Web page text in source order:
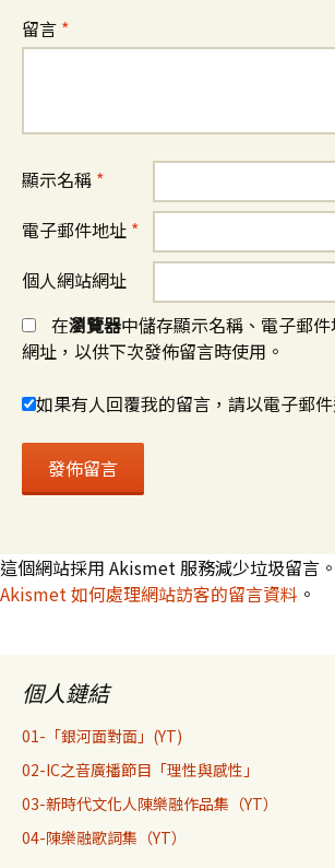
留言 *
顯示名稱 *
電子郵件地址 *
個人網站網址
在瀏覽器中儲存顯示名稱、電子郵
網址，以供下次發佈留言時使用。
如果有人回覆我的留言，請以電子郵
這個網站採用 Akismet 服務減少垃圾留言。
Akismet 如何處理網站訪客的留言資料 。
個人鏈結
01-「銀河面對面」(YT)
02-IC之音廣播節目「理性與感性」
03-新時代文化人陳樂融作品集（YT）
04-陳樂融歌詞集（YT）